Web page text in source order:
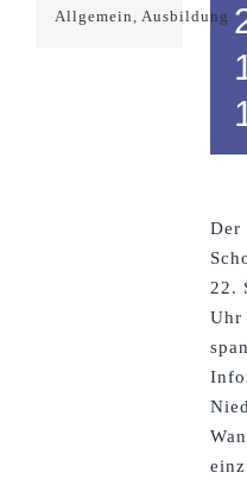
Der
22.
Uhr
Allgemein
Ausbildung